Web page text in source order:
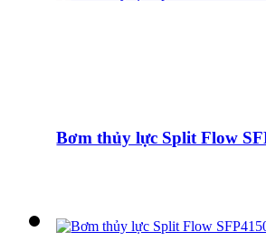
Bơm thủy lực Split Flow